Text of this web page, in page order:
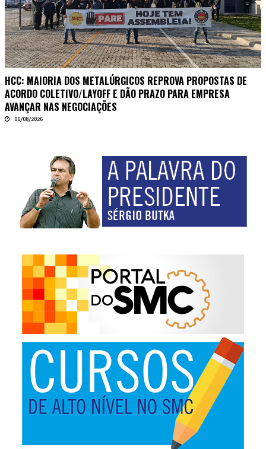
HCC: MAIORIA DOS METALÚRGICOS REPROVA PROPOSTAS DE
ACORDO COLETIVO/LAYOFF E DÃO PRAZO PARA EMPRESA
AVANÇAR NAS NEGOCIAÇÕES
06/08/2026